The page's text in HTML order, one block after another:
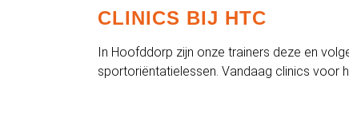
CLINICS BIJ HTC
In Hoofddorp zijn onze trainers deze en
sportoriëntatielessen. Vandaag clinics voor